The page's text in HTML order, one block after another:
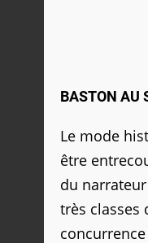
BASTON AU
Le mode
être
du
très classes